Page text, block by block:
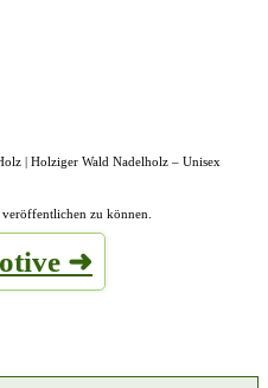
| Holziger Wald Nadelholz – Unisex
zu können.
➜